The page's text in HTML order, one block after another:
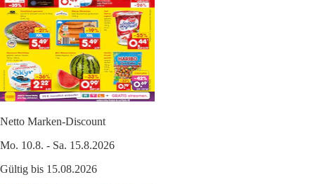
Netto Marken-Discount
Mo. 10.8. - Sa. 15.8.2026
Gültig bis 15.08.2026